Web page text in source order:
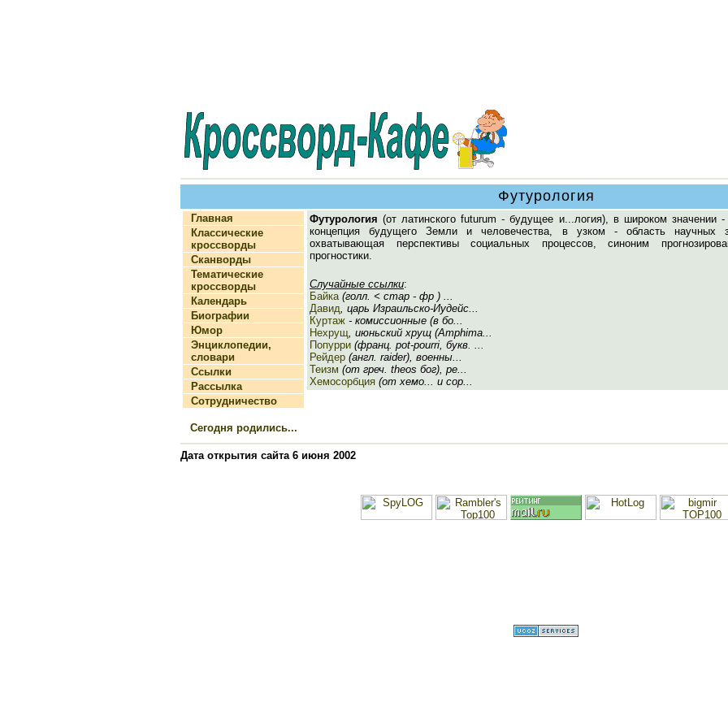
Футурология
Главная
Классические
кроссворды
Сканворды
Тематические
кроссворды
Календарь
Биографии
Юмор
Энциклопедии,
словари
Ссылки
Рассылка
Сотрудничество
Сегодня родились...
Футурология (от латинского futurum - будущее и...логия), в широком значении
концепция будущего Земли и человечества, в узком - область научных
охватывающая перспективы социальных процессов, синоним
прогностики.
Случайные ссылки:
Байка(голл. < стар - фр ) ...
Давид, царь Израильско-Иудейс...
Куртаж - комиссионные (в бо...
Нехрущ, июньский хрущ (Amphima...
Попурри (франц. pot-pourri, букв. ...
Рейдер (англ. raider), военны...
Теизм (от греч. theos бог), ре...
Хемосорбция (от хемо... и сор...
Дата открытия сайта 6 июня 2002